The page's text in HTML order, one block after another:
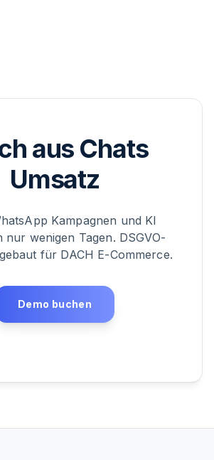
aus Chats
Umsatz
Kampagnen und KI
nur wenigen Tagen. DSGVO-
für DACH E-Commerce.
Demo buchen